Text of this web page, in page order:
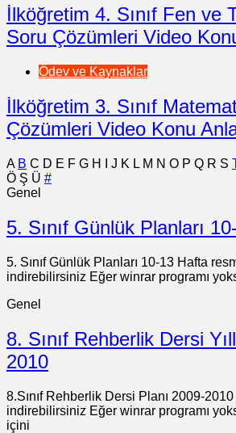
İlköğretim 4. Sınıf Fen ve
Soru Çözümleri Video
Ödev ve Kaynaklar
İlköğretim 3. Sınıf
Çözümleri Video Konu
A B C D E F G H J K L M N O P Q R S
Ö Ş Ü #
Genel
5. Sınıf Günlük Planları
5. Sınıf Günlük Planları 10-13 Hafta
indirebilirsiniz Eğer winrar programı
Genel
8. Sınıf Rehberlik Dersi
2010
8.Sınıf Rehberlik Dersi Planı 2009-
indirebilirsiniz Eğer winrar programı
içini